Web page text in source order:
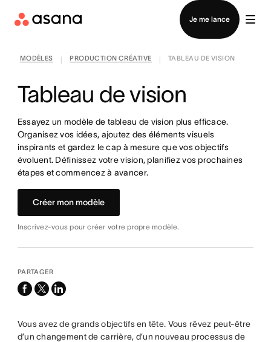
Je me lance
Contacter le service commercial
MODÈLES PRODUCTION CRÉATIVE TABLEAU DE VISION
Tableau de vision
Essayez un modèle de tableau de vision plus efficace.
Organisez vos idées, ajoutez des éléments visuels
inspirants et gardez le cap à mesure que vos objectifs
évoluent. Définissez votre vision, planifiez vos prochaines
étapes et commencez à avancer.
Créer mon modèle
Inscrivez-vous pour créer votre propre modèle.
PARTAGER
facebook
x-
linkedin
Vous avez de grands objectifs en tête. Vous rêvez peut-être
d’un changement de carrière, d’un nouveau processus de